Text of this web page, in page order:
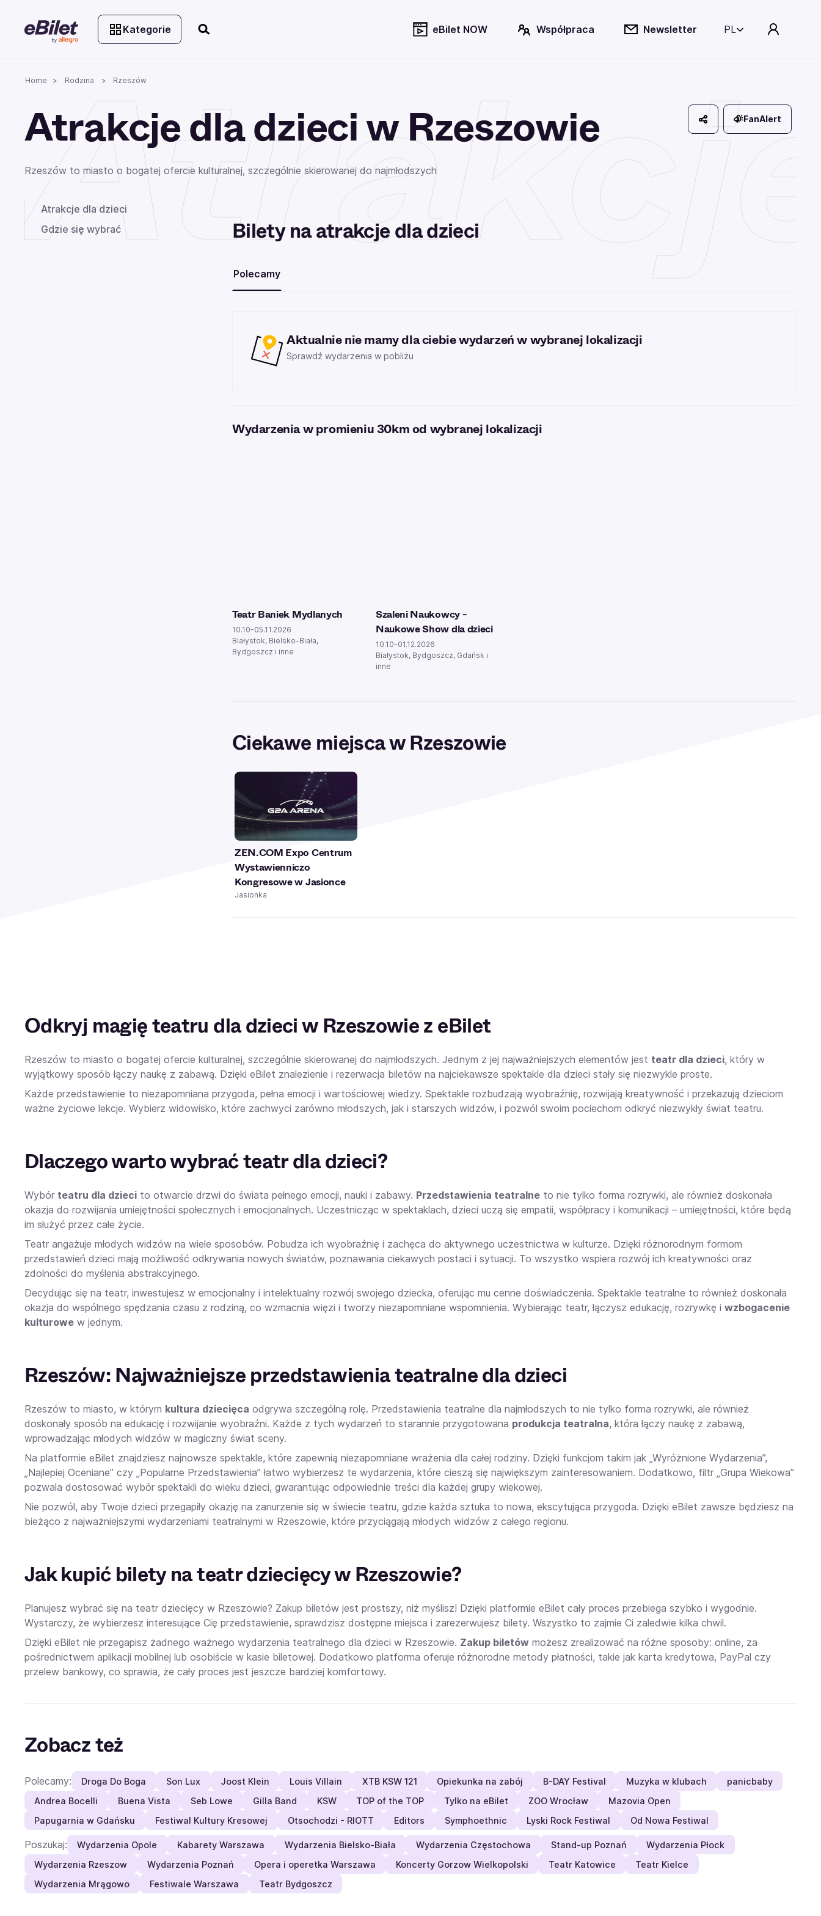
Kategorie eBilet NOW Współpraca Newsletter PL
Home Rodzina Rzeszów
Atrakcje dla dzieci w Rzeszowie
Rzeszów to miasto o bogatej ofercie kulturalnej, szczególnie skierowanej do najmłodszych
FanAlert
Atrakcje dla dzieci
Gdzie się wybrać
Bilety na atrakcje dla dzieci
Polecamy
Aktualnie nie mamy dla ciebie wydarzeń w wybranej lokalizacji
Sprawdź wydarzenia w pobliżu
Wydarzenia w promieniu 30km od wybranej lokalizacji
Teatr Baniek Mydlanych
10.10-05.11.2026
Białystok, Bielsko-Biała,
Bydgoszcz i inne
Szaleni Naukowcy -
Naukowe Show dla dzieci
10.10-01.12.2026
Białystok, Bydgoszcz, Gdańsk i
inne
Ciekawe miejsca w Rzeszowie
ZEN.COM Expo Centrum
Wystawienniczo
Kongresowe w Jasionce
Jasionka
Odkryj magię teatru dla dzieci w Rzeszowie z eBilet
Rzeszów to miasto o bogatej ofercie kulturalnej, szczególnie skierowanej do najmłodszych. Jednym z jej najważniejszych elementów jest teatr dla dzieci, który w
wyjątkowy sposób łączy naukę z zabawą. Dzięki eBilet znalezienie i rezerwacja biletów na najciekawsze spektakle dla dzieci stały się niezwykle proste.
Każde przedstawienie to niezapomniana przygoda, pełna emocji i wartościowej wiedzy. Spektakle rozbudzają wyobraźnię, rozwijają kreatywność i przekazują dzieciom
ważne życiowe lekcje. Wybierz widowisko, które zachwyci zarówno młodszych, jak i starszych widzów, i pozwól swoim pociechom odkryć niezwykły świat teatru.
Dlaczego warto wybrać teatr dla dzieci?
Wybór teatru dla dzieci to otwarcie drzwi do świata pełnego emocji, nauki i zabawy. Przedstawienia teatralne to nie tylko forma rozrywki, ale również doskonała
okazja do rozwijania umiejętności społecznych i emocjonalnych. Uczestnicząc w spektaklach, dzieci uczą się empatii, współpracy i komunikacji – umiejętności, które będą
im służyć przez całe życie.
Teatr angażuje młodych widzów na wiele sposobów. Pobudza ich wyobraźnię i zachęca do aktywnego uczestnictwa w kulturze. Dzięki różnorodnym formom
przedstawień dzieci mają możliwość odkrywania nowych światów, poznawania ciekawych postaci i sytuacji. To wszystko wspiera rozwój ich kreatywności oraz
zdolności do myślenia abstrakcyjnego.
Decydując się na teatr, inwestujesz w emocjonalny i intelektualny rozwój swojego dziecka, oferując mu cenne doświadczenia. Spektakle teatralne to również doskonała
okazja do wspólnego spędzania czasu z rodziną, co wzmacnia więzi i tworzy niezapomniane wspomnienia. Wybierając teatr, łączysz edukację, rozrywkę i wzbogacenie
kulturowe w jednym.
Rzeszów: Najważniejsze przedstawienia teatralne dla dzieci
Rzeszów to miasto, w którym kultura dziecięca odgrywa szczególną rolę. Przedstawienia teatralne dla najmłodszych to nie tylko forma rozrywki, ale również
doskonały sposób na edukację i rozwijanie wyobraźni. Każde z tych wydarzeń to starannie przygotowana produkcja teatralna, która łączy naukę z zabawą,
wprowadzając młodych widzów w magiczny świat sceny.
Na platformie eBilet znajdziesz najnowsze spektakle, które zapewnią niezapomniane wrażenia dla całej rodziny. Dzięki funkcjom takim jak „Wyróżnione Wydarzenia”,
„Najlepiej Oceniane” czy „Popularne Przedstawienia” łatwo wybierzesz te wydarzenia, które cieszą się największym zainteresowaniem. Dodatkowo, filtr „Grupa Wiekowa”
pozwala dostosować wybór spektakli do wieku dzieci, gwarantując odpowiednie treści dla każdej grupy wiekowej.
Nie pozwól, aby Twoje dzieci przegapiły okazję na zanurzenie się w świecie teatru, gdzie każda sztuka to nowa, ekscytująca przygoda. Dzięki eBilet zawsze będziesz na
bieżąco z najważniejszymi wydarzeniami teatralnymi w Rzeszowie, które przyciągają młodych widzów z całego regionu.
Jak kupić bilety na teatr dziecięcy w Rzeszowie?
Planujesz wybrać się na teatr dziecięcy w Rzeszowie? Zakup biletów jest prostszy, niż myślisz! Dzięki platformie eBilet cały proces przebiega szybko i wygodnie.
Wystarczy, że wybierzesz interesujące Cię przedstawienie, sprawdzisz dostępne miejsca i zarezerwujesz bilety. Wszystko to zajmie Ci zaledwie kilka chwil.
Dzięki eBilet nie przegapisz żadnego ważnego wydarzenia teatralnego dla dzieci w Rzeszowie. Zakup biletów możesz zrealizować na różne sposoby: online, za
pośrednictwem aplikacji mobilnej lub osobiście w kasie biletowej. Dodatkowo platforma oferuje różnorodne metody płatności, takie jak karta kredytowa, PayPal czy
przelew bankowy, co sprawia, że cały proces jest jeszcze bardziej komfortowy.
Zobacz też
Polecamy: Droga Do Boga Son Lux Joost Klein Louis Villain XTB KSW 121 Opiekunka na zabój B-DAY Festival Muzyka w klubach
panicbaby
Andrea Bocelli
Buena Vista Seb Lowe Gilla Band KSW TOP of the TOP Tylko na eBilet ZOO Wrocław
Mazovia Open
Papugarnia w Gdańsku
Festiwal Kultury Kresowej Otsochodzi - RIOTT Editors Symphoethnic Lyski Rock Festiwal Od Nowa Festiwal
Poszukaj: Wydarzenia Opole Kabarety Warszawa Wydarzenia Bielsko-Biała Wydarzenia Częstochowa Stand-up Poznań
Wydarzenia Płock
Wydarzenia Rzeszow
Wydarzenia Poznań Opera i operetka Warszawa Koncerty Gorzow Wielkopolski Teatr Katowice
Teatr Kielce
Wydarzenia Mrągowo
Festiwale Warszawa Teatr Bydgoszcz